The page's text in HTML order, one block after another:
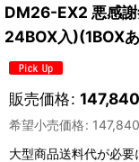
DM26-EX2 悪感謝
24BOX入)(1BOX
販売価格: 147,840
希望小売価格: 147,840
大型商品送料代が必要